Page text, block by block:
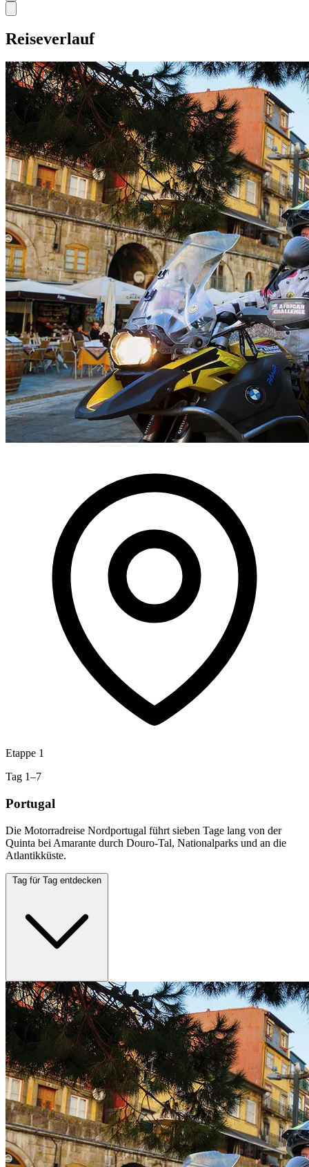
Reiseverlauf
Etappe 1
Tag 1–7
Portugal
Die Motorradreise Nordportugal führt sieben Tage lang von der
Quinta bei Amarante durch Douro-Tal, Nationalparks und an die
Atlantikküste.
Tag für Tag entdecken